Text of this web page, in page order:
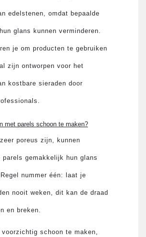
edelstenen, omdat bepaalde
glans kunnen verminderen.
je om producten te gebruiken
zijn ontworpen voor het
kostbare sieraden door
met parels schoon te maken?
poreus zijn, kunnen
parels gemakkelijk hun glans
nummer één: laat je
nooit weken, dit kan de draad
en breken.
schoon te maken,